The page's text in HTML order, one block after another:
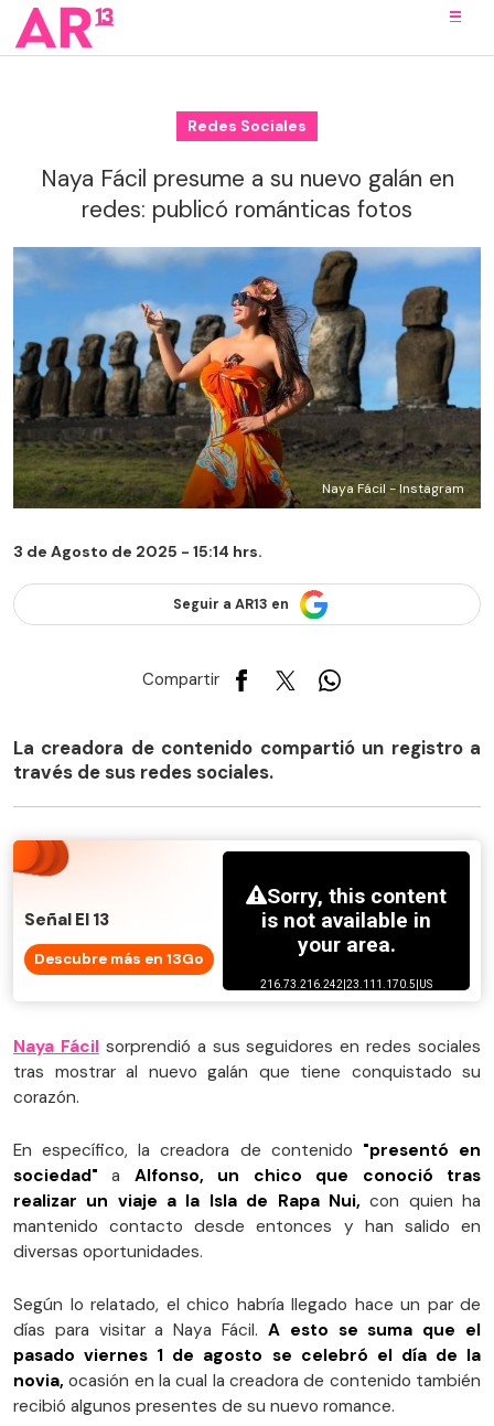
Redes Sociales
Naya Fácil presume a su nuevo galán en
redes: publicó románticas fotos
Naya Fácil - Instagram
3 de Agosto de 2025 - 15:14 hrs.
Seguir a AR13 en
Compartir
La creadora de contenido compartió un registro a
través de sus redes sociales.
Señal El 13
Descubre más en 13Go
Naya Fácil sorprendió a sus seguidores en redes sociales
tras mostrar al nuevo galán que tiene conquistado su
corazón.
En específico, la creadora de contenido "presentó en
sociedad" a Alfonso, un chico que conoció tras
realizar un viaje a la Isla de Rapa Nui, con quien ha
mantenido contacto desde entonces y han salido en
diversas oportunidades.
Según lo relatado, el chico habría llegado hace un par de
días para visitar a Naya Fácil. A esto se suma que el
pasado viernes 1 de agosto se celebró el día de la
novia, ocasión en la cual la creadora de contenido también
recibió algunos presentes de su nuevo romance.